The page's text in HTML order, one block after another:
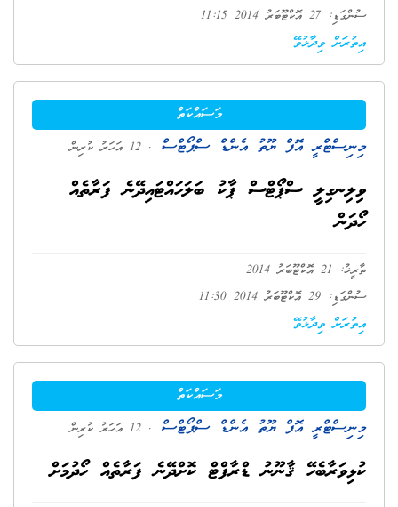
ސުންގަޑި: 27 އޮކްޓޫބަރު 2014 11:15
އިތުރަށް ވިދާޅުވޭ
މަސައްކަތް
މިނިސްޓްރީ އޮފް ޔޫތު އެންޑް ސްޕޯޓްސް . 12 އަހަރު ކުރިން
ވިލިނގިލީ ސްޕޯޓްސް ޕާކު ބަލަހައްޓައިދޭނެ ފަރާތެއް
ހޯދަން
ތާރީޚު: 21 އޮކްޓޫބަރު 2014
ސުންގަޑި: 29 އޮކްޓޫބަރު 2014 11:30
އިތުރަށް ވިދާޅުވޭ
މަސައްކަތް
މިނިސްޓްރީ އޮފް ޔޫތު އެންޑް ސްޕޯޓްސް . 12 އަހަރު ކުރިން
ކުޅިވަރާބެހޭ ޤާނޫނު ޑްރާފްޓް ކޮށްދޭނެ ފަރާތެއް ހޯދުމަށް